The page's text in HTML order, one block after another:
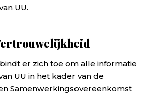
UU.
er zich toe om alle informatie
UU in het kader van de
Samenwerkingsovereenkomst